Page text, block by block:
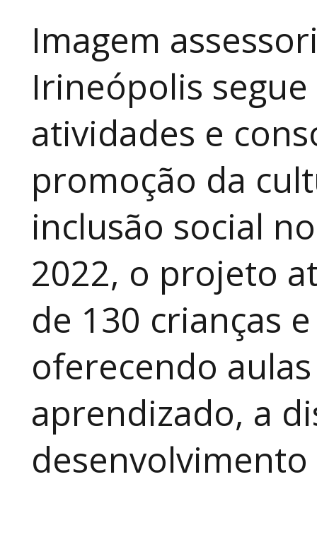
Imagem
Irineópolis
atividades e
promoção da
inclusão social
2022, o projeto
de 130 crianças
oferecendo
aprendizado, a